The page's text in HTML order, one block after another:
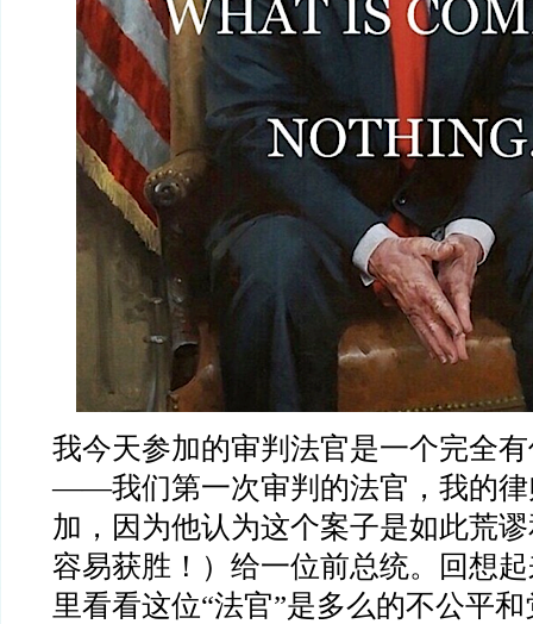
我今天参加的审判法官是一个完全
——我们第一次审判的法官，我的律
加，因为他认为这个案子是如此荒
容易获胜！）给一位前总统。回想
里看看这位“法官”是多么的不公平